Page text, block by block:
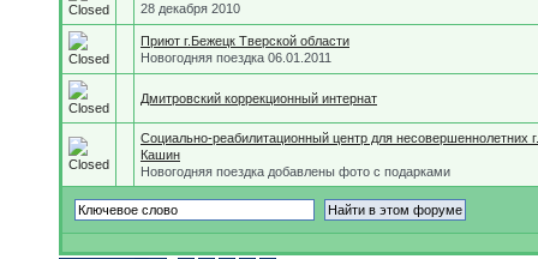
28 декабря 2010
Приют г.Бежецк Тверской области
Новогодняя поездка 06.01.2011
Дмитровский коррекционный интернат
Социально-реабилитационный центр для несовершеннолетних г.
Кашин
Новогодняя поездка добавлены фото с подарками